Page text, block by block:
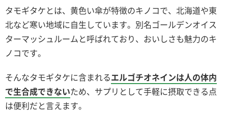
タモギタケとは、黄色い傘が特徴のキノコで、北海道や東
北など寒い地域に自生しています。別名ゴールデンオイス
ターマッシュルームと呼ばれており、おいしさも魅力のキ
ノコです。
そんなタモギタケに含まれるエルゴチオネインは人の体内
で生合成できないため、サプリとして手軽に摂取できる点
は便利だと言えます。